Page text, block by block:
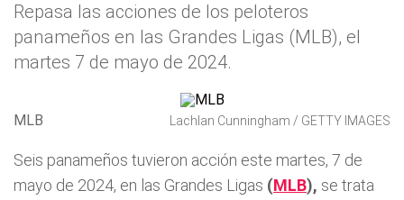
Repasa las acciones de los peloteros
panameños en las Grandes Ligas (MLB), el
martes 7 de mayo de 2024.
MLB Lachlan Cunningham / GETTY IMAGES
Seis panameños tuvieron acción este martes, 7 de
mayo de 2024, en las Grandes Ligas (MLB), se trata